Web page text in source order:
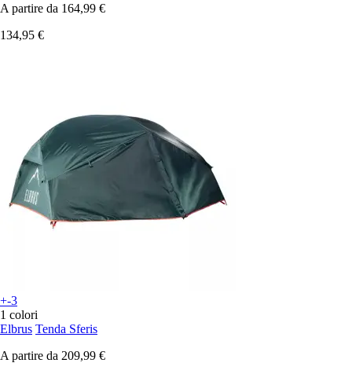
A partire da 164,99 €
134,95 €
+-3
1 colori
Elbrus Tenda Sferis
A partire da 209,99 €